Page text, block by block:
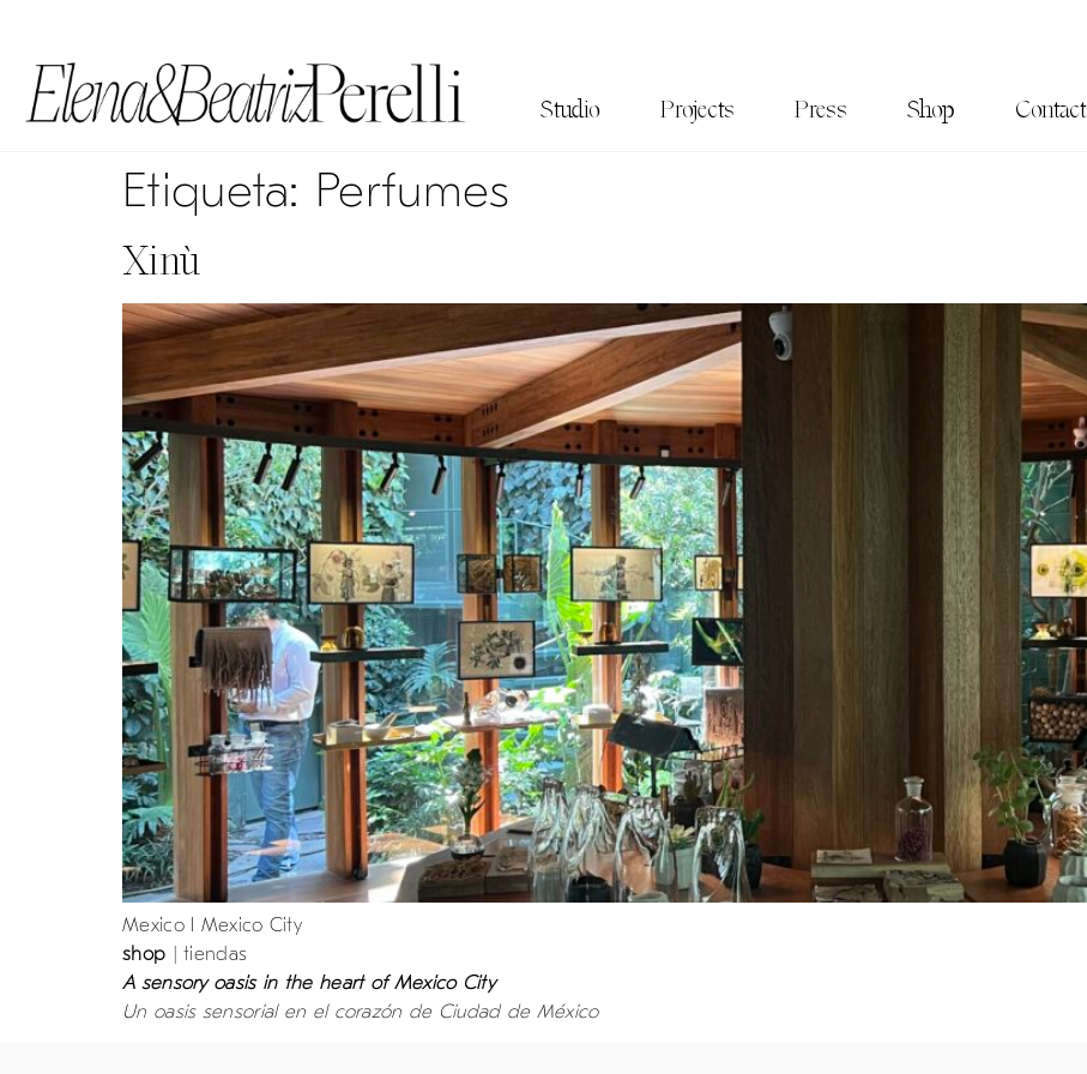
Studio Projects Press Shop Contact
Etiqueta: Perfumes
Xinù
Mexico I Mexico City
shop | tiendas
A sensory oasis in the heart of Mexico City
Un oasis sensorial en el corazón de Ciudad de México